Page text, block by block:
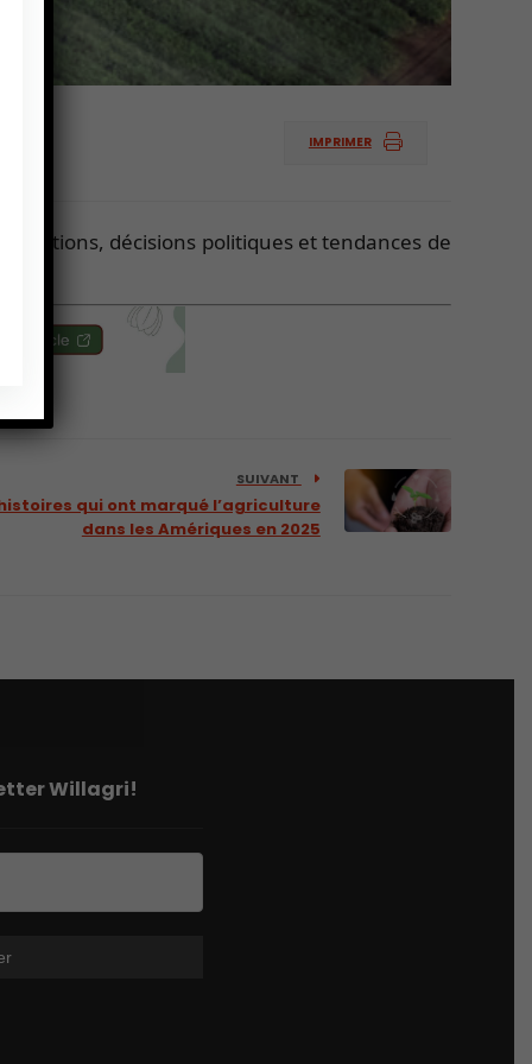
IMPRIMER
décisions politiques et tendances de
SUIVANT
histoires qui ont marqué l’agriculture
dans les Amériques en 2025
Willagri!